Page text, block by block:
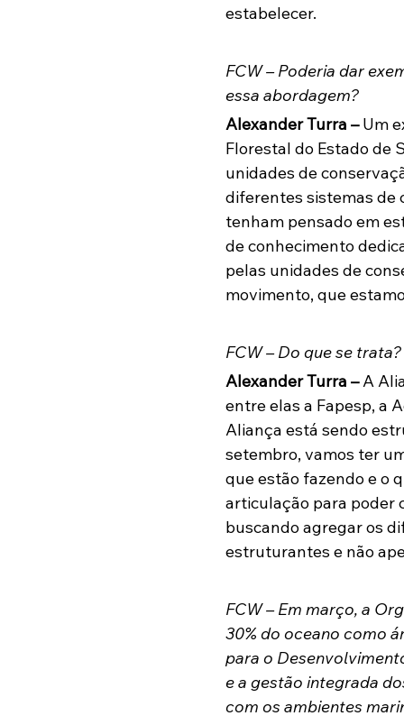
estabelecer.
FCW – Poderia dar
essa abordagem?
Alexander Turra – Um
Florestal do Estado de
unidades de
diferentes sistemas de
tenham pensado em
de conhecimento
pelas unidades de
movimento, que
FCW – Do que se trata?
Alexander Turra – A
entre elas a Fapesp, a
Aliança está sendo
setembro, vamos ter
que estão fazendo e o
articulação para poder
buscando agregar os
estruturantes e não
FCW – Em março, a
30% do oceano como
para o
e a gestão integrada
com os ambientes